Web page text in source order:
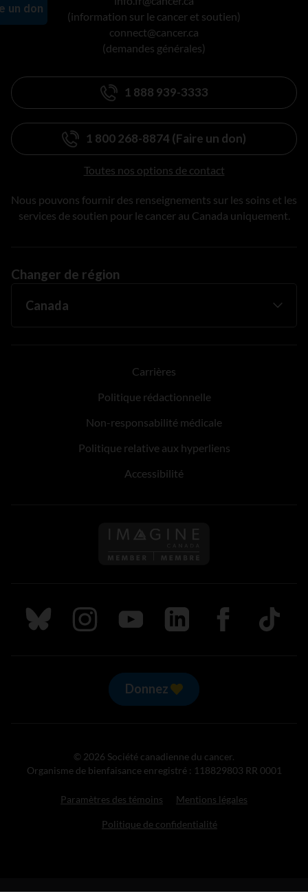
(information sur le cancer et soutien)
connect@cancer.ca
(demandes générales)
1 888 939-3333
1 800 268-8874 (Faire un don)
Toutes nos options de contact
Nous pouvons fournir des renseignements sur les soins et les
services de soutien pour le cancer au Canada uniquement.
Changer de région
Carrières
Politique rédactionnelle
Non-responsabilité médicale
Politique relative aux hyperliens
Accessibilité
Suivez nous sur Bluesky
Suivez nous sur Instagram
Suivez nous sur Youtube
Suivez nous sur LinkedIn
Suivez nous sur
TikTok
Donnez
© 2026 Société canadienne du cancer.
Organisme de bienfaisance enregistré : 118829803 RR 0001
Paramètres des témoins Mentions légales
Politique de confidentialité